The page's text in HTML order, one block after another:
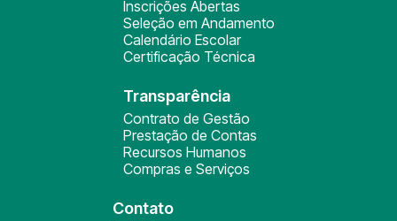
Inscrições Abertas
Seleção em Andamento
Calendário Escolar
Certificação Técnica
Transparência
Contrato de Gestão
Prestação de Contas
Recursos Humanos
Compras e Serviços
Contato